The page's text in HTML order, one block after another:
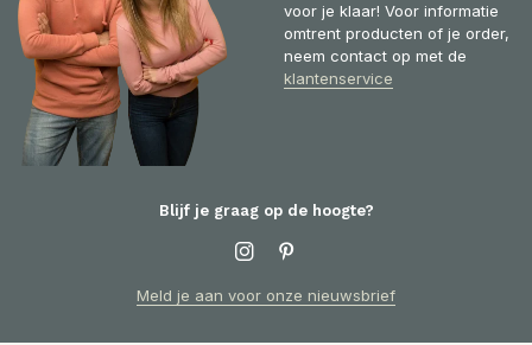
voor je klaar! Voor informatie
omtrent producten of je order,
neem contact op met de
klantenservice
Blijf je graag op de hoogte?
Meld je aan voor onze nieuwsbrief